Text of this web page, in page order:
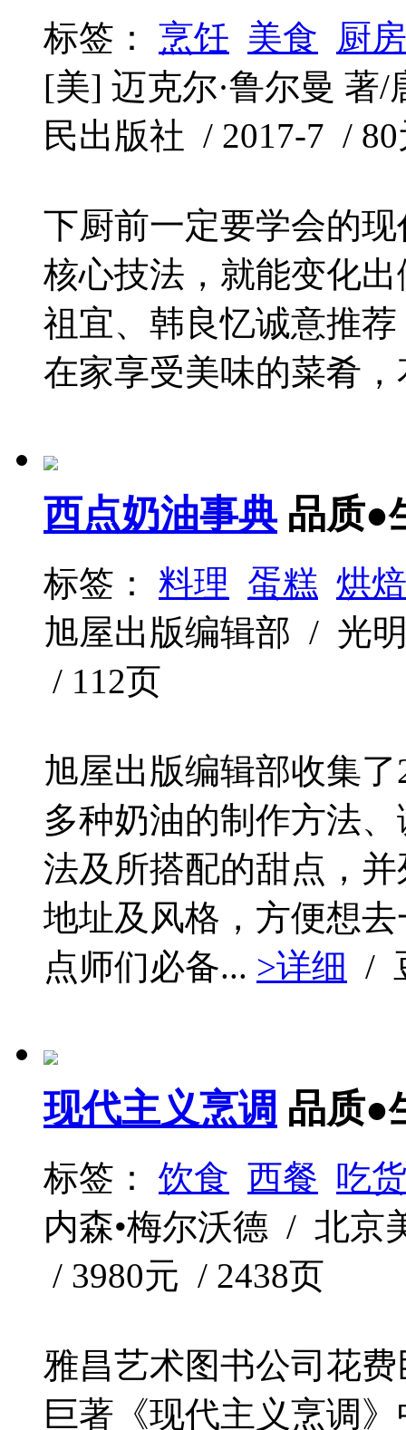
标签： 烹饪 美食
厨房
[美] 迈克尔·鲁尔曼 著
民出版社 / 2017-7 /
下厨前一定要学会的
核心技法，就能变化
祖宜、韩良忆诚意推
在家享受美味的菜肴
西点奶油事典 品质●
标签： 料理 蛋糕 烘焙
旭屋出版编辑部 / 光
/ 112页
旭屋出版编辑部收集
多种奶油的制作方法
法及所搭配的甜点，
地址及风格，方便想
点师们必备... >详细 /
现代主义烹调 品质●
标签： 饮食 西餐 吃货
内森•梅尔沃德 / 北京
/ 3980元 / 2438页
雅昌艺术图书公司花
巨著《现代主义烹调